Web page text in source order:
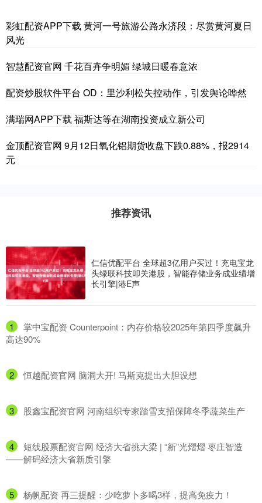
彩虹配资APP下载 黄河一号旅游公路永济段：尽赏黄河夏日
风光
智慧配资官网 千花百卉争明媚 绿城日暖春意浓
配资炒股软件平台 OD：里沙利松失控动作，引发舆论哗然
满瑞网APP下载 福斯达等在湖南投资成立新公司
金顶配资官网 9月12日氧化铝期货收盘下跌0.88%，报2914
元
推荐资讯
仁信优配平台 全球超3亿用户买过！充电宝龙
头绿联科技叩关港股，智能存储业务成业绩增
长引擎|港E声
1
​掌中宝配资 Counterpoint：内存价格较2025年第四季度飙升
高达90%
2 ​恒越配资官网 脑洞大开! 马斯克提出大胆设想
3 ​股鑫宝配资官网 河南组织专家踏雪支招保障冬季蔬菜生产
4
​短线股票配资官网 经济大省挑大梁 | “新”光熠熠 枣庄智造
——解码经济大省新质引擎
5 ​杨帆配资 再三提醒：少吃萝卜多喝3样，提高免疫力！